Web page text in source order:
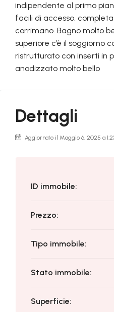
indipendente al primo
facili di accesso,
corrimano. Bagno molto
superiore c’è il soggiorno
ristrutturato con inserti in
anodizzato molto bello
Dettagli
Aggiornato il Maggio 6, 2025 a
ID immobile:
Prezzo:
Tipo immobile:
Stato immobile:
Superficie: